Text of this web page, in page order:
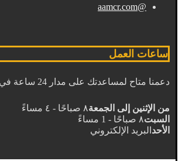
@aamcr.com
ساعات العمل
دعمنا متاح لمساعدتك على مدار 24 ساعة في اليوم.
من الإثنين إلى الجمعة٨ صباحًا - ٤ مساءً
السبت٨ صباحًا - 1 مساءً
الأحد البريد الإلكتروني